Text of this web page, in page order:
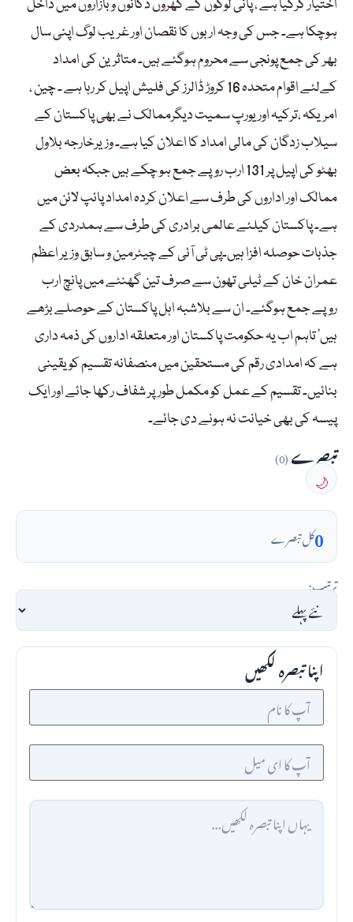
اختیار کرگیا ہے ، پانی لوگوں کے گھروں دکانوں و بازاروں میں داخل
ہوچکا ہے۔ جس کی وجہ اربوں کا نقصان اور غریب لوگ اپنی سال
بھر کی جمع پونجی سے محروم ہوگئے ہیں۔ متاثرین کی امداد
کےلئے اقوام متحدہ 16 کروڑ ڈالرز کی فلیش اپیل کر رہا ہے ۔ چین ،
امریکہ ،ترکیہ اور یورپ سمیت دیگرممالک نے بھی پاکستان کے
سیلاب زدگان کی مالی امداد کا اعلان کیا ہے۔ وزیرخارجہ بلاول
بھٹو کی اپیل پر 131 ارب روپے جمع ہو چکے ہیں جبکہ بعض
ممالک اور اداروں کی طرف سے اعلان کردہ امداد پائپ لائن میں
ہے۔ پاکستان کیلئے عالمی برادری کی طرف سے ہمدردی کے
جذبات حوصلہ افزا ہیں۔پی ٹی آئی کے چیئرمین و سابق وزیر اعظم
عمران خان کے ٹیلی تھون سے صرف تین گھنٹے میں پانچ ارب
روپے جمع ہوگئے۔ ان سے بلاشبہ اہل پاکستان کے حوصلے بڑھے
ہیں‘ تاہم اب یہ حکومت پاکستان اور متعلقہ اداروں کی ذمہ داری
ہے کہ امدادی رقم کی مستحقین میں منصفانہ تقسیم کو یقینی
بنائیں۔ تقسیم کے عمل کو مکمل طورپر شفاف رکھا جائے اور ایک
پیسہ کی بھی خیانت نہ ہونے دی جائے۔
تبصرے(0)
🌙
0کل تبصرے
ترتیب:
اپنا تبصرہ لکھیں